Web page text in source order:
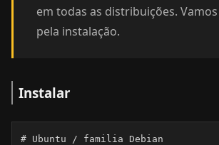
em todas as distribuições.
pela instalação.
Instalar
# Ubuntu / familia Debian